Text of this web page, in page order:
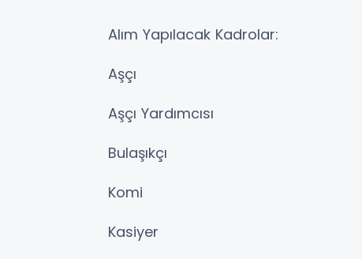
​Alım Yapılacak Kadrolar:
​Aşçı
​Aşçı Yardımcısı
​Bulaşıkçı
​Komi
​Kasiyer